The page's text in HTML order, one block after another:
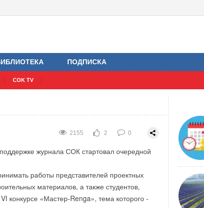
COK TV
ПОДПИСКА
2155 2 0
журнала СОК стартовал очередной
работы представителей проектных
материалов, а также студентов,
конкурсе «Мастер-Renga», тема которого -
Asia